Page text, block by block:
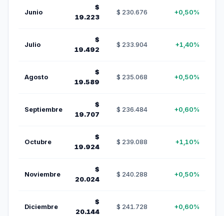
Junio
$
19.223
$ 230.676 +0,50%
Julio
$
19.492
$ 233.904 +1,40%
Agosto
$
19.589
$ 235.068 +0,50%
Septiembre
$
19.707
$ 236.484 +0,60%
Octubre
$
19.924
$ 239.088 +1,10%
Noviembre
$
20.024
$ 240.288 +0,50%
Diciembre
$
20.144
$ 241.728 +0,60%